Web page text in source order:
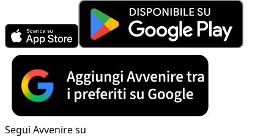
Segui Avvenire su